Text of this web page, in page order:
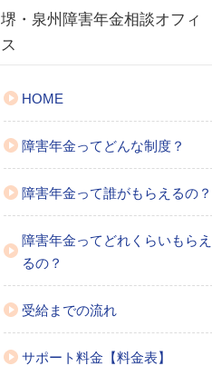
堺・泉州障害年金相談オフィ
ス
HOME
障害年金ってどんな制度？
障害年金って誰がもらえるの？
障害年金ってどれくらいもらえ
るの？
受給までの流れ
サポート料金【料金表】